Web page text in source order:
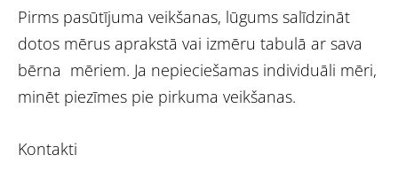
Pirms pasūtījuma veikšanas, lūgums salīdzināt
dotos mērus aprakstā vai izmēru tabulā ar sava
bērna mēriem. Ja nepieciešamas individuāli mēri,
minēt piezīmes pie pirkuma veikšanas.
Kontakti